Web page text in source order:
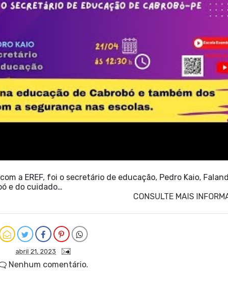
a EREF, foi o secretário de educação, Pedro Kaio,
e do cuidado…
CONSULTE MAIS
abril 21, 2023
Nenhum comentário.